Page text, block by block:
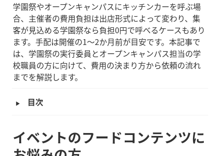
学園祭やオープンキャンパスにキッチンカーを呼ぶ場
合、主催者の費用負担は出店形式によって変わり、集
客が見込める学園祭なら負担0円で呼べるケースもあり
ます。手配は開催の1〜2か月前が目安です。本記事で
は、学園祭の実行委員とオープンキャンパス担当の学
校職員の方に向けて、費用の決まり方から依頼の流れ
までを解説します。
‣ 目次
イベントのフードコンテンツに